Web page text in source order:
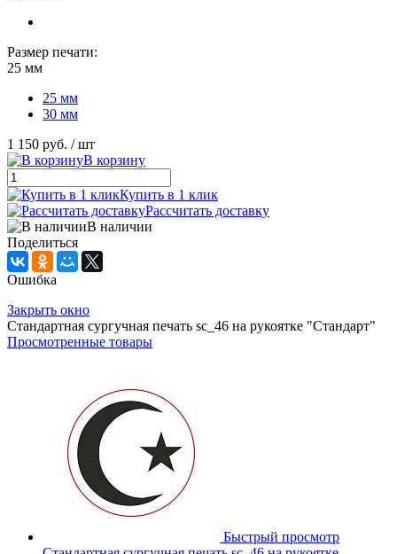
Размер печати:
25 мм
25 мм
30 мм
1 150 руб. / шт
В корзину
Купить в 1 клик
Рассчитать доставку
В наличии
Поделиться
Ошибка
Закрыть окно
Стандартная сургучная печать sc_46 на рукоятке "Стандарт"
Просмотренные товары
Быстрый просмотр